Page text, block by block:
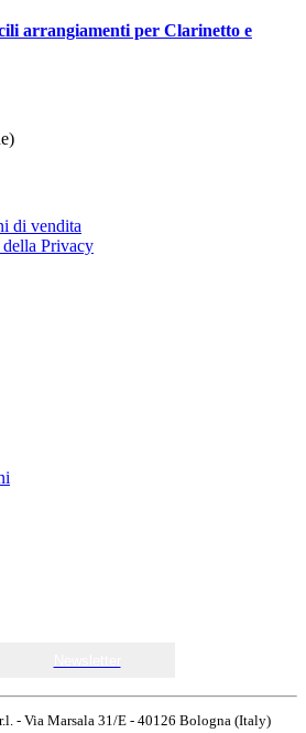
arrangiamenti per Clarinetto e
di vendita
Privacy
- Via Marsala 31/E - 40126 Bologna (Italy)